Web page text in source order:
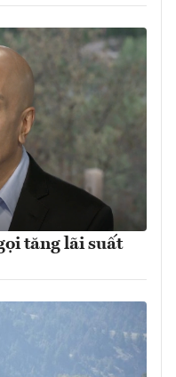
tăng lãi suất